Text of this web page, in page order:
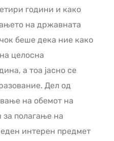
години и како
на државната
беше дека ние како
целосна
а тоа јасно се
Дел од
на обемот на
за полагање на
интерен предмет